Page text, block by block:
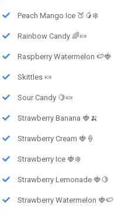
Peach Mango Ice 🍑🥭❄️
Rainbow Candy 🌈🍬
Raspberry Watermelon 🍉🍓
Skittles 🍬
Sour Candy 🍋🍬
Strawberry Banana 🍓🍌
Strawberry Cream 🍓🍦
Strawberry Ice 🍓❄️
Strawberry Lemonade 🍓🍋
Strawberry Watermelon 🍓🍉